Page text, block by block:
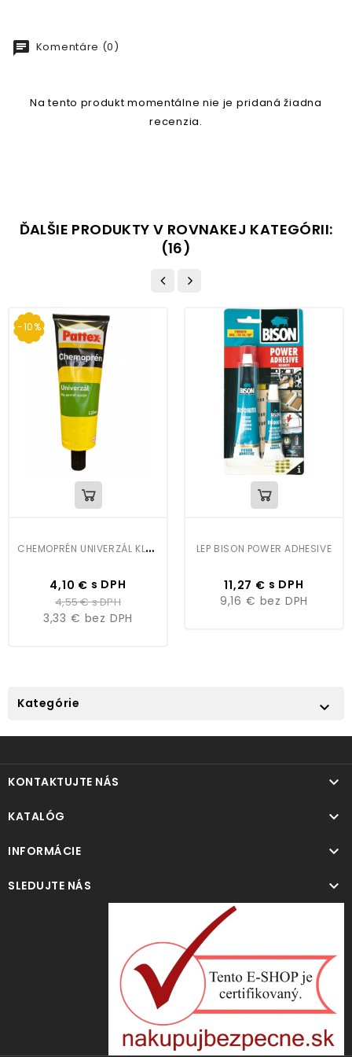
chat Komentáre (0)
Na tento produkt momentálne nie je pridaná žiadna
recenzia.
ĎALŠIE PRODUKTY V ROVNAKEJ KATEGÓRII:
(16)
-10%
C
HEMOPRÉN UNIVERZÁL KLASIK 120ML
Cena
4,10 € s DPH
4,55 €s DPH
3,33 € bez DPH
LEP BISON POWER ADHESIVE
Cena
11,27 € s DPH
9,16 € bez DPH
Kategórie 
KONTAKTUJTE NÁS 
KATALÓG 
INFORMÁCIE 
SLEDUJTE NÁS 